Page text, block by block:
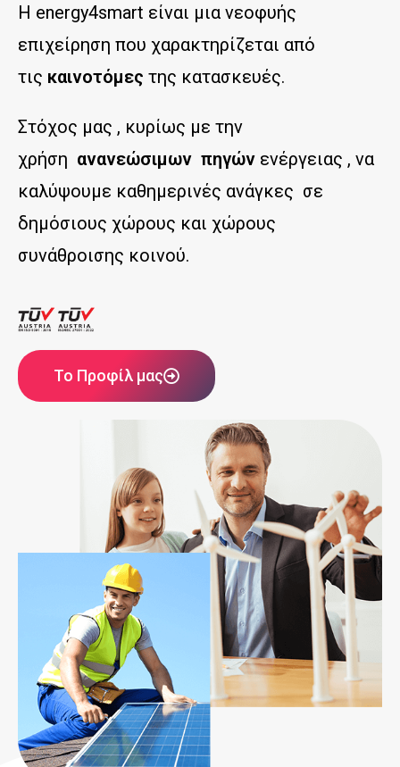
Η energy4smart είναι μια νεοφυής
επιχείρηση που χαρακτηρίζεται από
τις καινοτόμες της κατασκευές.
Στόχος μας , κυρίως με την
χρήση ανανεώσιμων πηγών ενέργειας , να
καλύψουμε καθημερινές ανάγκες σε
δημόσιους χώρους και χώρους
συνάθροισης κοινού.
Το Προφίλ μας